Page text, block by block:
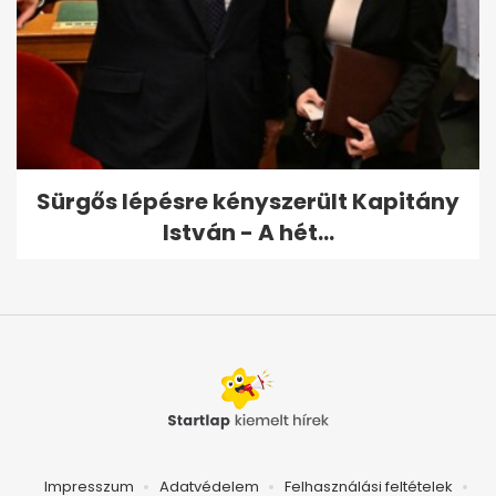
Sürgős lépésre kényszerült Kapitány
István - A hét...
Impresszum Adatvédelem Felhasználási feltételek